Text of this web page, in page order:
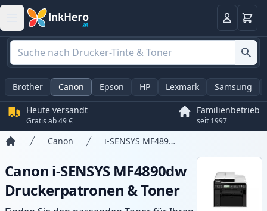
Anmelden
Brother Canon Epson HP Lexmark Samsung
Heute versandt
Gratis ab 49 €
Familienbetrieb
seit 1997
Canon i-SENSYS MF4890dw
Canon i-SENSYS MF4890dw
Druckerpatronen & Toner